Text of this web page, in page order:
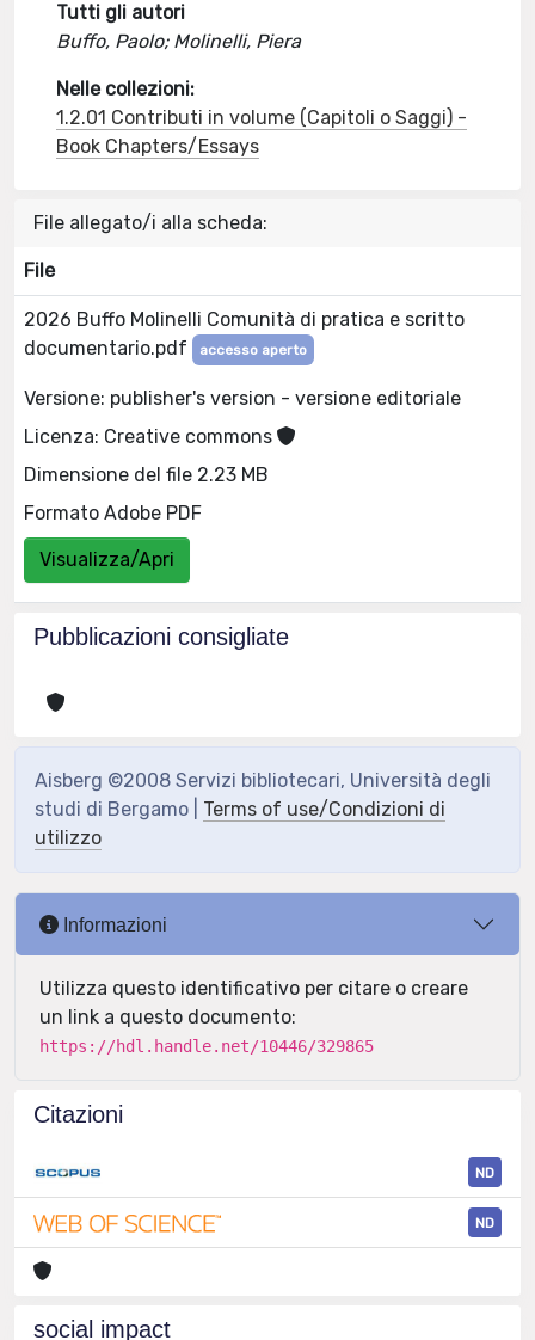
Tutti gli autori
Buffo, Paolo; Molinelli, Piera
Nelle collezioni:
1.2.01 Contributi in volume (Capitoli o Saggi) -
Book Chapters/Essays
File allegato/i alla scheda:
File
2026 Buffo Molinelli Comunità di pratica e scritto
documentario.pdf
accesso aperto
Versione: publisher's version - versione editoriale
Licenza: Creative commons
Dimensione del file 2.23 MB
Formato Adobe PDF
Visualizza/Apri
Pubblicazioni consigliate
Aisberg ©2008 Servizi bibliotecari, Università degli
studi di Bergamo | Terms of use/Condizioni di
utilizzo
Informazioni
Utilizza questo identificativo per citare o creare
un link a questo documento:
https://hdl.handle.net/10446/329865
Citazioni
ND
ND
social impact